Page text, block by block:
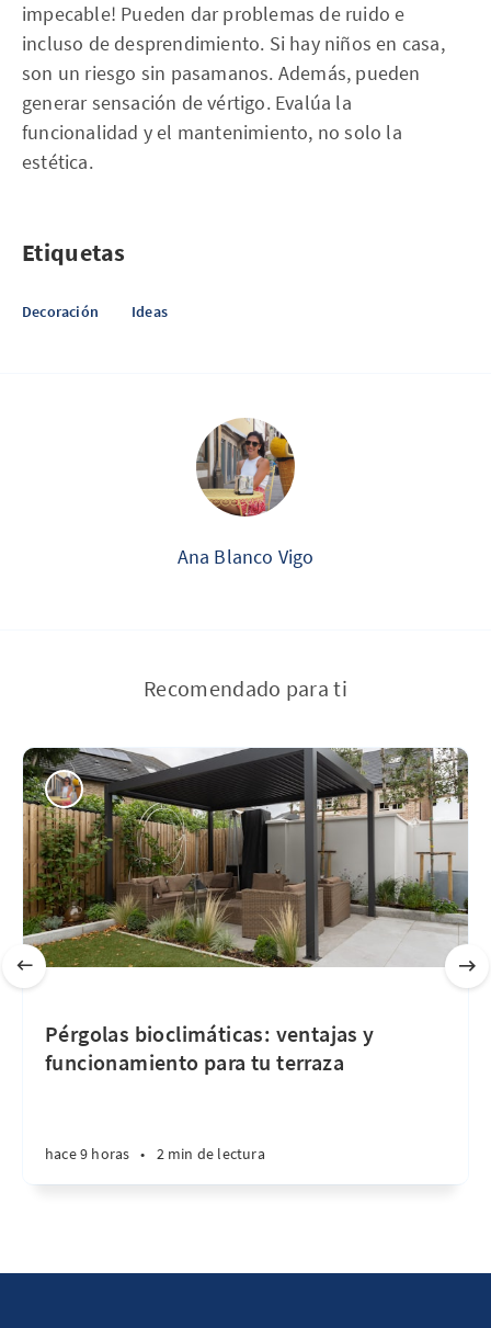
impecable! Pueden dar problemas de ruido e
incluso de desprendimiento. Si hay niños en casa,
son un riesgo sin pasamanos. Además, pueden
generar sensación de vértigo. Evalúa la
funcionalidad y el mantenimiento, no solo la
estética.
Etiquetas
Decoración Ideas
Ana Blanco Vigo
Recomendado para ti
Pérgolas bioclimáticas: ventajas y
funcionamiento para tu terraza
hace 9 horas • 2 min de lectura